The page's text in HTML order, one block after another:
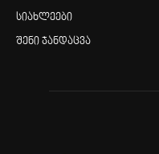
სიახლეები
შენი ჯანდაცვა